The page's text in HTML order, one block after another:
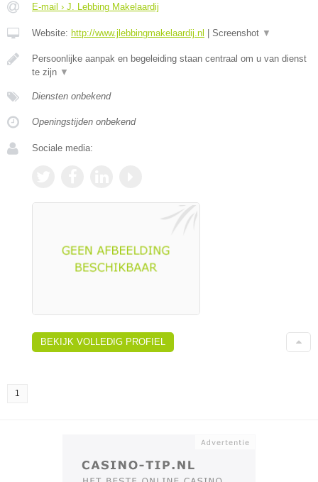
E-mail › J. Lebbing Makelaardij
Website: http://www.jlebbingmakelaardij.nl Screenshot ▼
Persoonlijke aanpak en begeleiding staan centraal om u van dienst
te zijn ▼
Diensten onbekend
Openingstijden onbekend
Sociale media:
BEKIJK VOLLEDIG PROFIEL
1